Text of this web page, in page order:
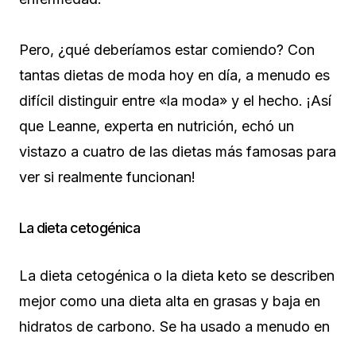
Pero, ¿qué deberíamos estar comiendo? Con
tantas dietas de moda hoy en día, a menudo es
difícil distinguir entre «la moda» y el hecho. ¡Así
que Leanne, experta en nutrición, echó un
vistazo a cuatro de las dietas más famosas para
ver si realmente funcionan!
La dieta cetogénica
La dieta cetogénica o la dieta keto se describen
mejor como una dieta alta en grasas y baja en
hidratos de carbono. Se ha usado a menudo en